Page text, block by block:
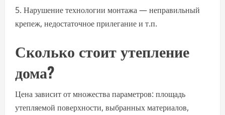
Нарушение технологии монтажа — неправильный
крепеж, недостаточное прилегание и т.п.
Сколько стоит утепление
дома?
Цена зависит от множества параметров: площадь
утепляемой поверхности, выбранных материалов,